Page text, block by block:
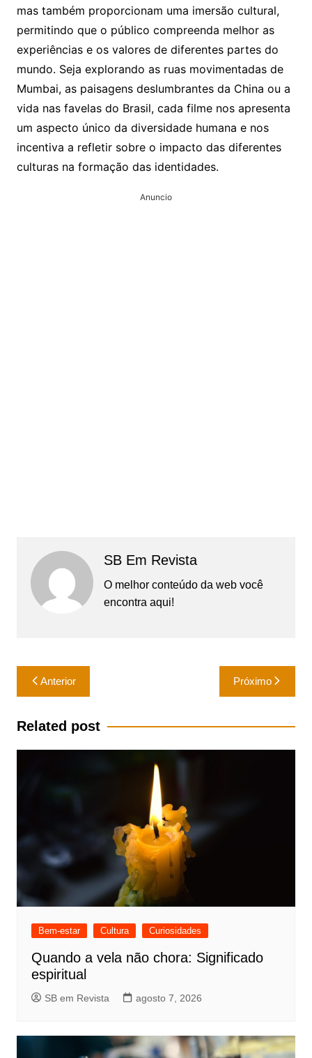
mas também proporcionam uma imersão cultural,
permitindo que o público compreenda melhor as
experiências e os valores de diferentes partes do
mundo. Seja explorando as ruas movimentadas de
Mumbai, as paisagens deslumbrantes da China ou a
vida nas favelas do Brasil, cada filme nos apresenta
um aspecto único da diversidade humana e nos
incentiva a refletir sobre o impacto das diferentes
culturas na formação das identidades.
Anuncio
SB Em Revista
O melhor conteúdo da web você
encontra aqui!
Navegação
de
Post
Anterior Próximo
Related post
Bem-estar Cultura Curiosidades
Quando a vela não chora: Significado
espiritual
SB em Revista agosto 7, 2026